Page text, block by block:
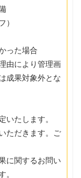
）
った場合
由により管理画
成果対象外とな
いたします。
ただきます。ご
に関するお問い
。